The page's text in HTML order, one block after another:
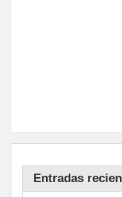
Entradas